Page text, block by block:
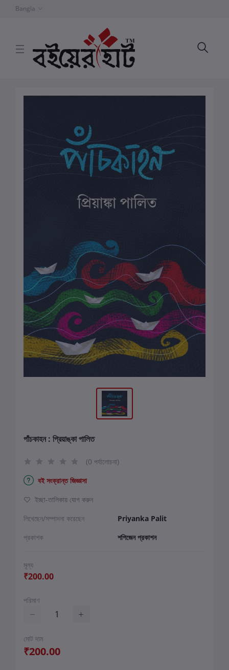
Bangla
পাঁচকাহন : প্রিয়াঙ্কা পালিত
(0 পর্যালোচনা)
বই সংক্রান্ত জিজ্ঞাসা
ইচ্ছা-তালিকায় যোগ করুন
লিখেছেন/সম্পাদনা করেছেন
Priyanka Palit
প্রকাশক
শপিজেন প্রকাশন
মূল্য
₹200.00
পরিমাণ
মোট দাম
₹200.00